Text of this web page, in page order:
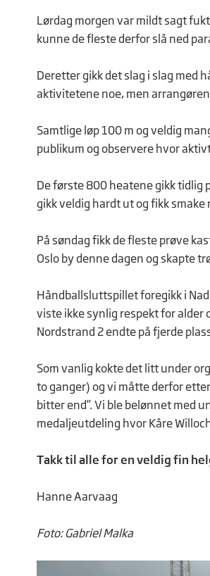
Lørdag morgen var mildt sagt
kunne de fleste derfor slå ned
Deretter gikk det slag i slag med
aktivitetene noe, men
Samtlige løp 100 m og veldig
publikum og observere hvor
De første 800 heatene gikk tidlig
gikk veldig hardt ut og fikk
På søndag fikk de fleste prøve
Oslo by denne dagen og skapte
Håndballsluttspillet foregikk i
viste ikke synlig respekt for alder
Nordstrand 2 endte på fjerde
Som vanlig kokte det litt under
to ganger) og vi måtte derfor
bitter end”. Vi ble belønnet med
medaljeutdeling hvor Kåre
Takk til alle for en veldig fin
Hanne Aarvaag
Foto: Gabriel Malka